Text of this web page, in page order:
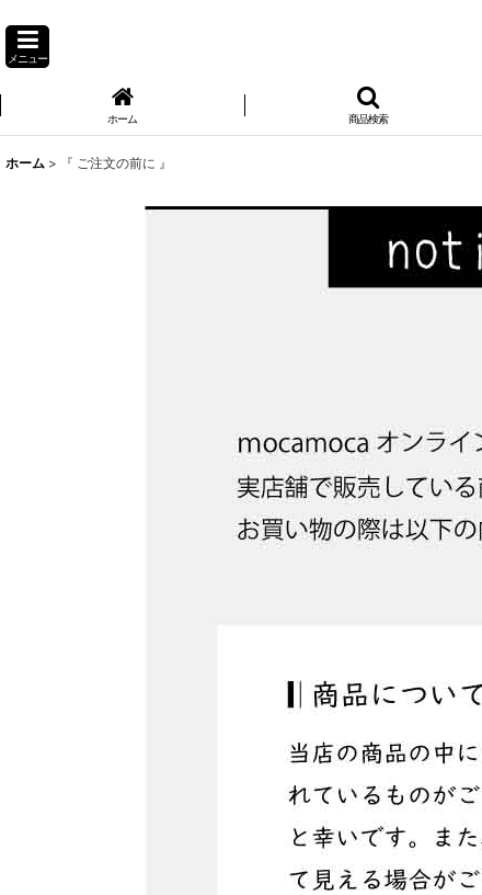
メニュー
ホーム 商品検索
ホーム > 『 ご注文の前に 』